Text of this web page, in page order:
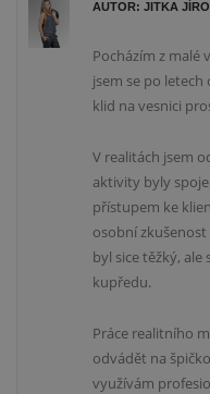
AUTOR: JITKA
Pocházím z malé
jsem se po
klid na vesnici
V realitách jsem
aktivity byly
přístupem ke
osobní zkušenost
byl sice těžký,
kupředu.
Práce realitního
odvádět na
využívám